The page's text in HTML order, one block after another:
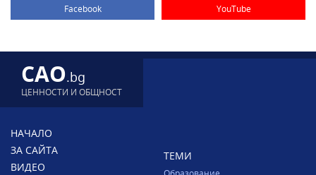
Facebook YouTube
CAO.bg
ЦЕННОСТИ И ОБЩНОСТ
НАЧАЛО
ЗА САЙТА
ВИДЕО
ТЕМИ
Образование